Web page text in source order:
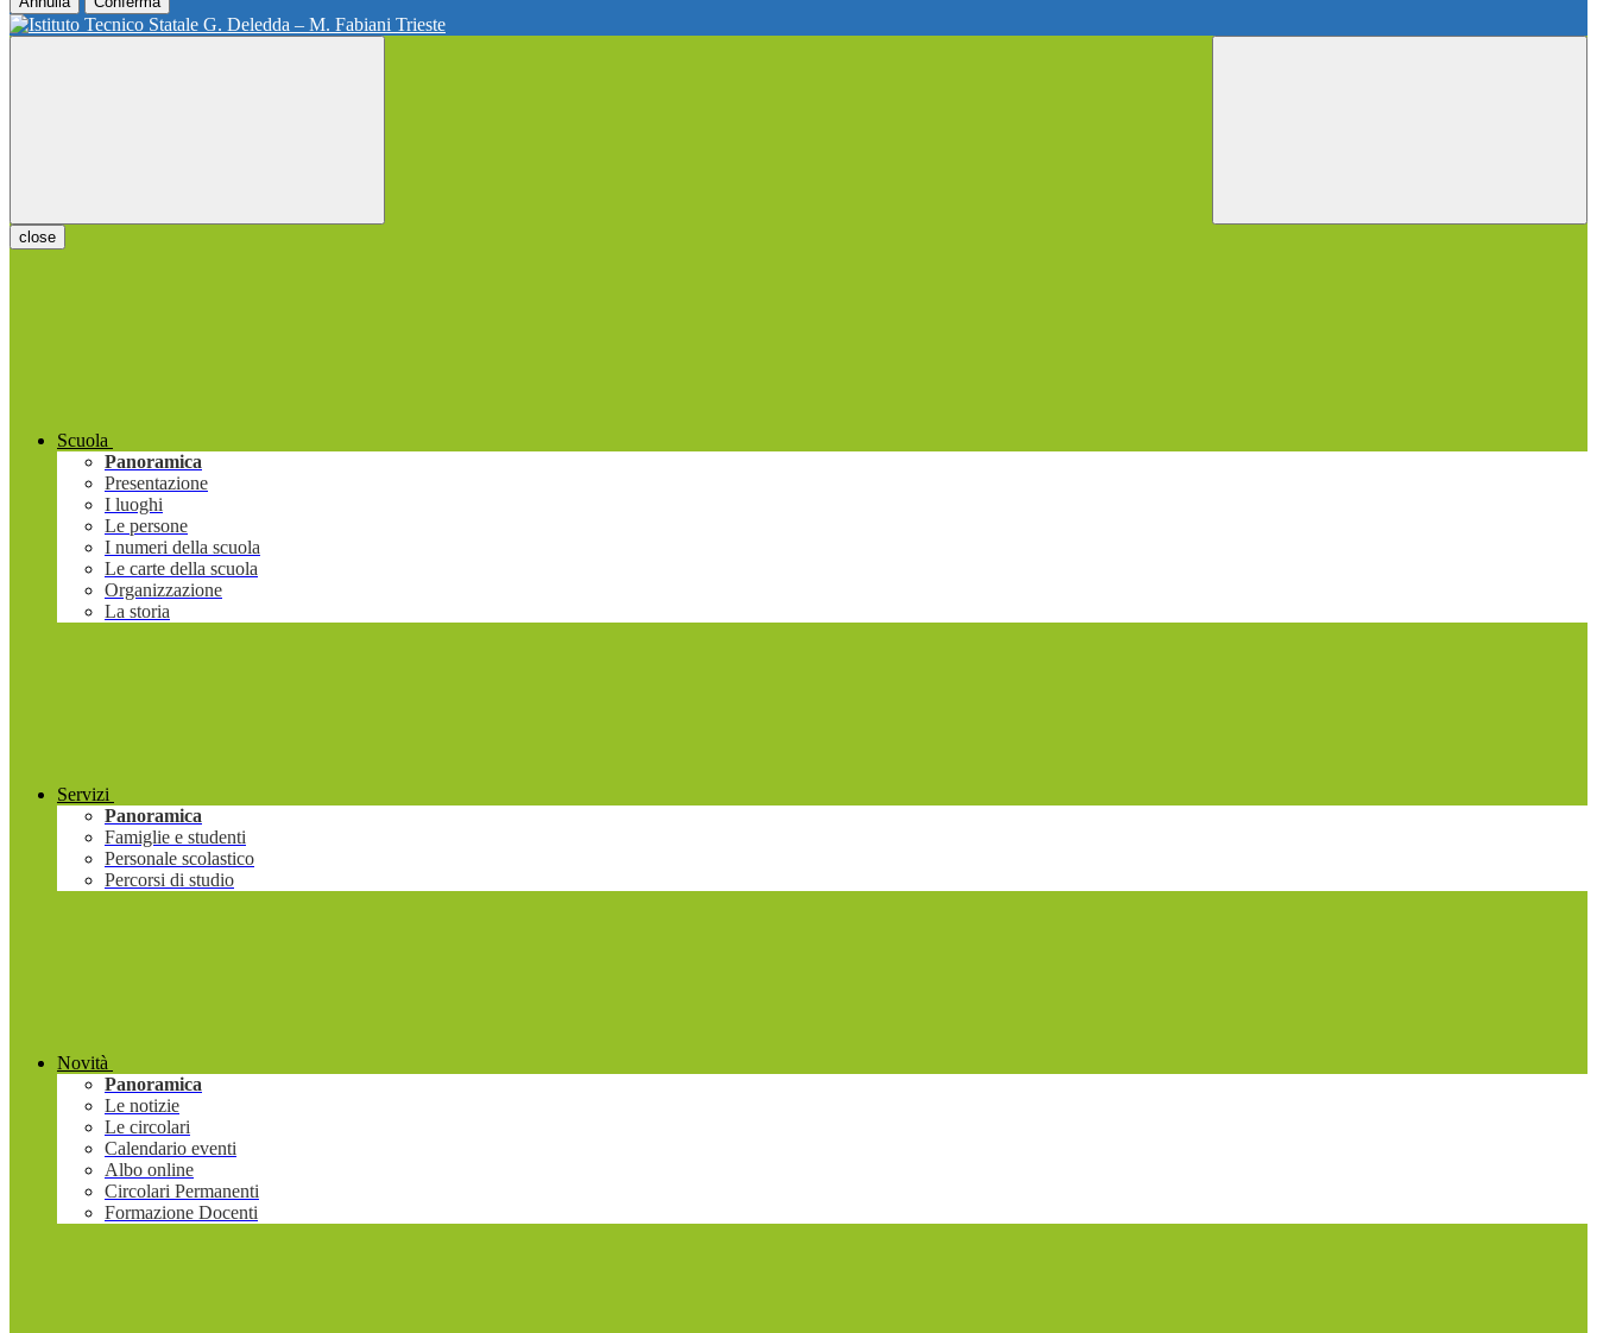
close
Scuola
Panoramica
Presentazione
I luoghi
Le persone
I numeri della scuola
Le carte della scuola
Organizzazione
La storia
Servizi
Panoramica
Famiglie e studenti
Personale scolastico
Percorsi di studio
Novità
Panoramica
Le notizie
Le circolari
Calendario eventi
Albo online
Circolari Permanenti
Formazione Docenti